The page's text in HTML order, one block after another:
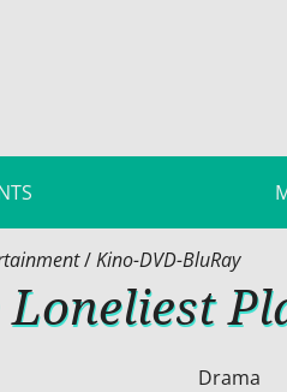
/Kino-DVD-BluRay
Loneliest
Drama